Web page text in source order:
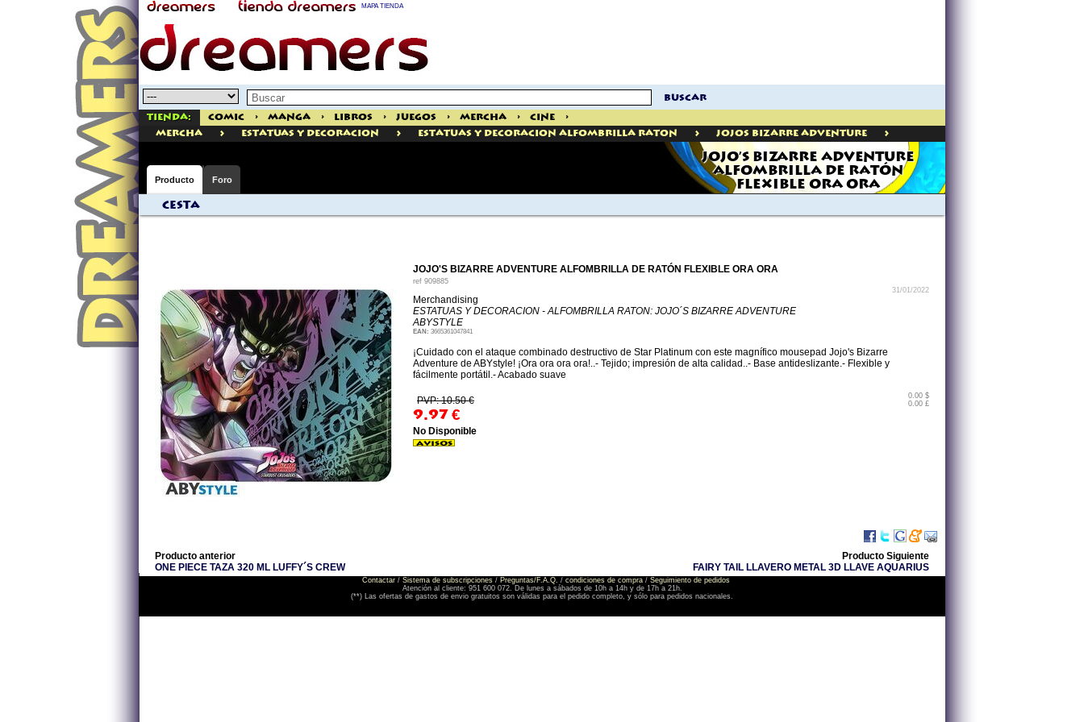
MAPA TIENDA
buscar
Tienda: Comic > Manga > Libros > Juegos > Mercha > Cine
>
mercha
> ESTATUAS Y DECORACION > Estatuas Y Decoracion Alfombrilla Raton > JojoS Bizarre Adventure >
JOJO'S BIZARRE ADVENTURE
ALFOMBRILLA DE RATÓN
FLEXIBLE ORA ORA
Producto Foro
Cesta
JOJO'S BIZARRE ADVENTURE ALFOMBRILLA DE RATÓN FLEXIBLE ORA ORA
ref 909885
31/01/2022
Merchandising
ESTATUAS Y DECORACION - ALFOMBRILLA RATON: JOJO´S BIZARRE ADVENTURE
ABYSTYLE
EAN: 3665361047841
¡Cuidado con el ataque combinado destructivo de Star Platinum con este magnífico mousepad Jojo's Bizarre
Adventure de ABYstyle! ¡Ora ora ora ora!..- Tejido; impresión de alta calidad..- Base antideslizante.- Flexible y
fácilmente portátil.- Acabado suave
PVP: 10.50 €
9.97 €
0.00 $
0.00 £
No Disponible
Producto anterior
ONE PIECE TAZA 320 ML LUFFY´S CREW
Producto Siguiente
FAIRY TAIL LLAVERO METAL 3D LLAVE AQUARIUS
Contactar / Sistema de subscripciones / Preguntas/F.A.Q. / condiciones de compra / Seguimiento de pedidos
Atención al cliente: 951 600 072. De lunes a sábados de 10h a 14h y de 17h a 21h.
(**) Las ofertas de gastos de envio gratuitos son válidas para el pedido completo, y sólo para pedidos nacionales.